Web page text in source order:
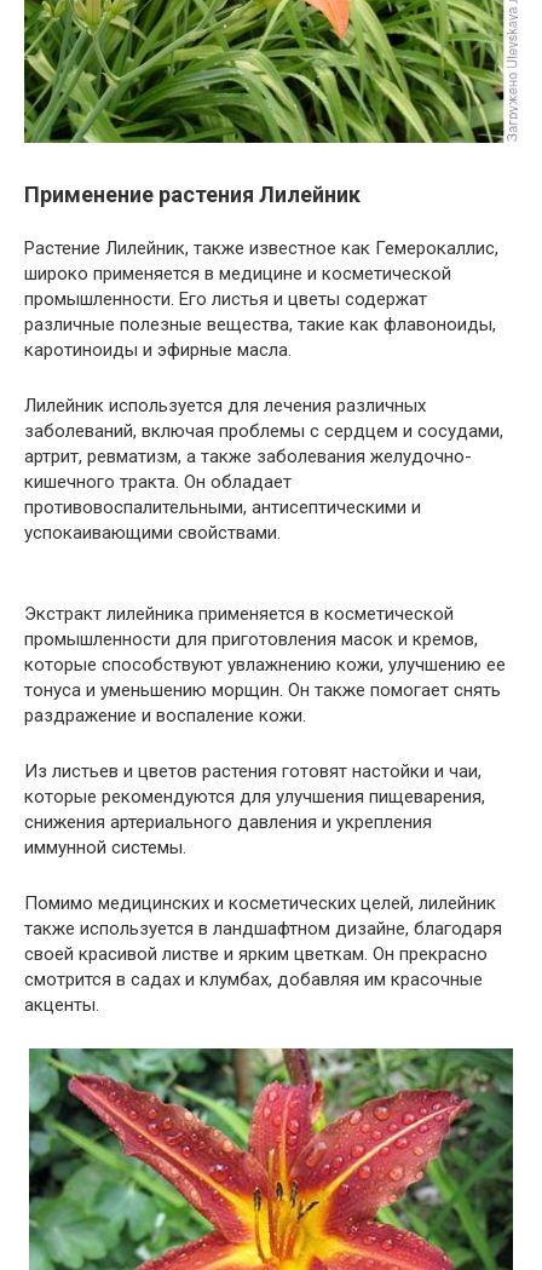
Применение растения Лилейник
Растение Лилейник, также известное как Гемерокаллис,
широко применяется в медицине и косметической
промышленности. Его листья и цветы содержат
различные полезные вещества, такие как флавоноиды,
каротиноиды и эфирные масла.
Лилейник используется для лечения различных
заболеваний, включая проблемы с сердцем и сосудами,
артрит, ревматизм, а также заболевания желудочно-
кишечного тракта. Он обладает
противовоспалительными, антисептическими и
успокаивающими свойствами.
Экстракт лилейника применяется в косметической
промышленности для приготовления масок и кремов,
которые способствуют увлажнению кожи, улучшению ее
тонуса и уменьшению морщин. Он также помогает снять
раздражение и воспаление кожи.
Из листьев и цветов растения готовят настойки и чаи,
которые рекомендуются для улучшения пищеварения,
снижения артериального давления и укрепления
иммунной системы.
Помимо медицинских и косметических целей, лилейник
также используется в ландшафтном дизайне, благодаря
своей красивой листве и ярким цветкам. Он прекрасно
смотрится в садах и клумбах, добавляя им красочные
акценты.